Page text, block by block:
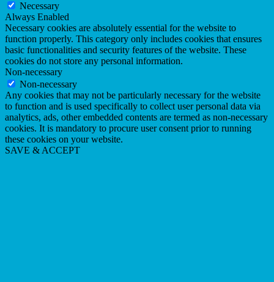
Necessary
Always Enabled
Necessary cookies are absolutely essential for the website to
function properly. This category only includes cookies that ensures
basic functionalities and security features of the website. These
cookies do not store any personal information.
Non-necessary
Non-necessary
Any cookies that may not be particularly necessary for the website
to function and is used specifically to collect user personal data via
analytics, ads, other embedded contents are termed as non-necessary
cookies. It is mandatory to procure user consent prior to running
these cookies on your website.
SAVE & ACCEPT